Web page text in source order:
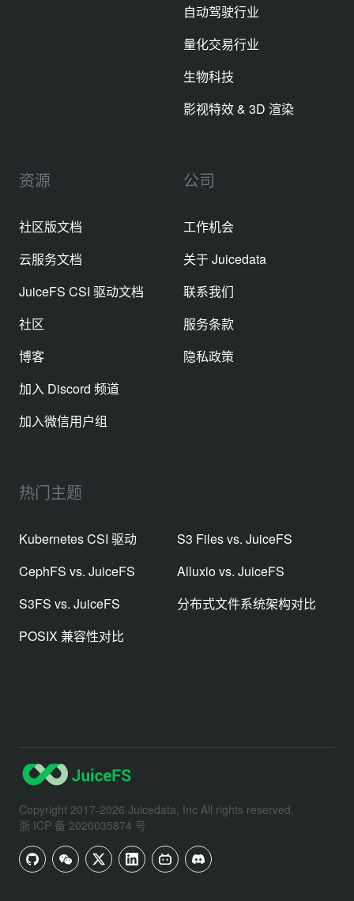
自动驾驶行业
量化交易行业
生物科技
影视特效 & 3D 渲染
资源
社区版文档
云服务文档
JuiceFS CSI 驱动文档
社区
博客
加入 Discord 频道
加入微信用户组
公司
工作机会
关于 Juicedata
联系我们
服务条款
隐私政策
热门主题
Kubernetes CSI 驱动
S3 Files vs. JuiceFS
CephFS vs. JuiceFS
Alluxio vs. JuiceFS
S3FS vs. JuiceFS
分布式文件系统架构对比
POSIX 兼容性对比
Copyright 2017-2026 Juicedata, Inc All rights reserved.
浙 ICP 备 2020035874 号